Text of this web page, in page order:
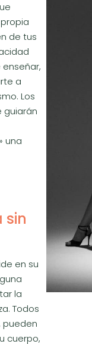
de tus
a
Los
guiarán
una
sin
en su
la
Todos
pueden
cuerpo,